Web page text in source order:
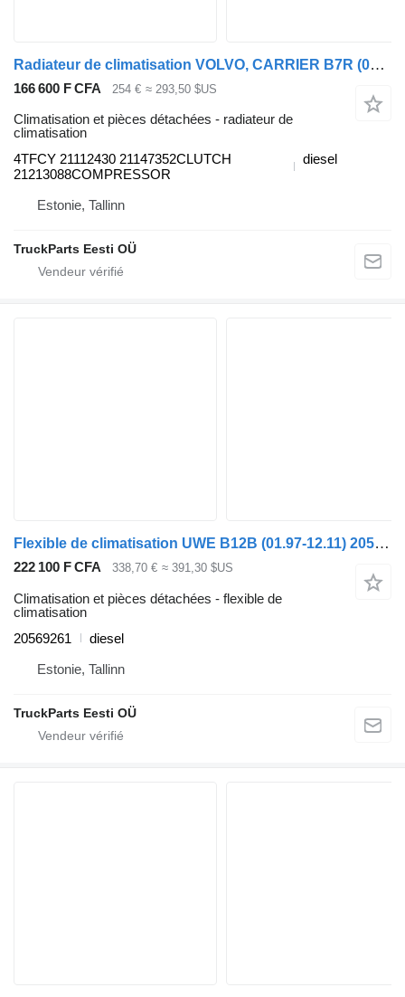
Radiateur de climatisation VOLVO, CARRIER B7R (01.06-) 4TFCY pour Volvo B7, B8, B9, B12 bus (2005-)
166 600 F CFA 254 € ≈ 293,50 $US
Climatisation et pièces détachées - radiateur de
climatisation
4TFCY 21112430 21147352CLUTCH
21213088COMPRESSOR
diesel
Estonie, Tallinn
TruckParts Eesti OÜ
Flexible de climatisation UWE B12B (01.97-12.11) 20569261 pour Volvo B6, B7, B9, B10, B12 bus (1978-2011)
222 100 F CFA 338,70 € ≈ 391,30 $US
Climatisation et pièces détachées - flexible de
climatisation
20569261
diesel
Estonie, Tallinn
TruckParts Eesti OÜ